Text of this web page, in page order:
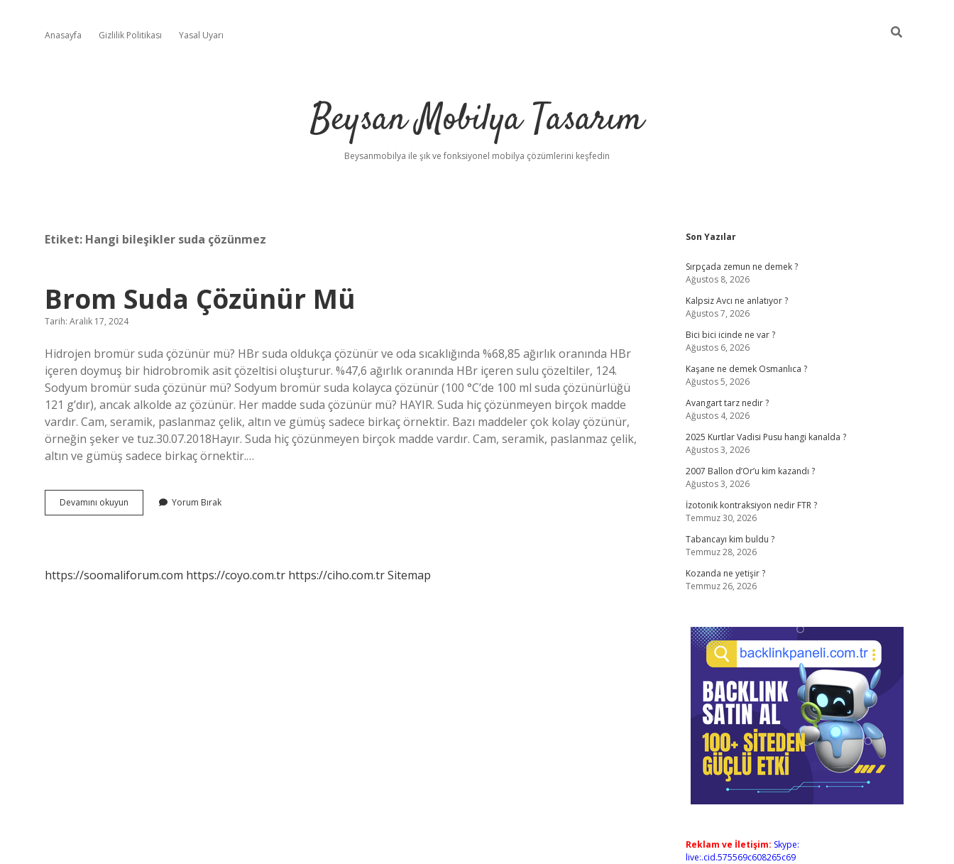
Anasayfa Gizlilik Politikası Yasal Uyarı
Beysan Mobilya Tasarım
Beysanmobilya ile şık ve fonksiyonel mobilya çözümlerini keşfedin
Etiket: Hangi bileşikler suda çözünmez
Brom Suda Çözünür Mü
Tarih: Aralık 17, 2024
Hidrojen bromür suda çözünür mü? HBr suda oldukça çözünür ve oda sıcaklığında %68,85 ağırlık oranında HBr
içeren doymuş bir hidrobromik asit çözeltisi oluşturur. %47,6 ağırlık oranında HBr içeren sulu çözeltiler, 124.
Sodyum bromür suda çözünür mü? Sodyum bromür suda kolayca çözünür (100 °C’de 100 ml suda çözünürlüğü
121 g’dır), ancak alkolde az çözünür. Her madde suda çözünür mü? HAYIR. Suda hiç çözünmeyen birçok madde
vardır. Cam, seramik, paslanmaz çelik, altın ve gümüş sadece birkaç örnektir. Bazı maddeler çok kolay çözünür,
örneğin şeker ve tuz.30.07.2018Hayır. Suda hiç çözünmeyen birçok madde vardır. Cam, seramik, paslanmaz çelik,
altın ve gümüş sadece birkaç örnektir.…
Devamını okuyun
Suda
Yorum Bırak
https://soomaliforum.com https://coyo.com.tr https://ciho.com.trSitemap
Sidebar
Son Yazılar
Sırpçada zemun ne demek ?
Ağustos 8, 2026
Kalpsiz Avcı ne anlatıyor ?
Ağustos 7, 2026
Bici bici icinde ne var ?
Ağustos 6, 2026
Kaşane ne demek Osmanlıca ?
Ağustos 5, 2026
Avangart tarz nedir ?
Ağustos 4, 2026
2025 Kurtlar Vadisi Pusu hangi kanalda ?
Ağustos 3, 2026
2007 Ballon d’Or’u kim kazandı ?
Ağustos 3, 2026
İzotonik kontraksiyon nedir FTR ?
Temmuz 30, 2026
Tabancayı kim buldu ?
Temmuz 28, 2026
Kozanda ne yetişir ?
Temmuz 26, 2026
Reklam ve İletişim: Skype:
live:.cid.575569c608265c69